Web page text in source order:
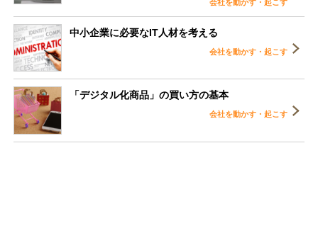
会社を動かす・起こす
中小企業に必要なIT人材を考える
会社を動かす・起こす
「デジタル化商品」の買い方の基本
会社を動かす・起こす